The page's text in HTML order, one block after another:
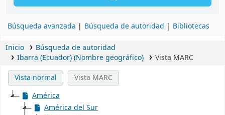
Búsqueda avanzada Búsqueda de autoridad Bibliotecas
Inicio
Búsqueda de autoridad
Ibarra (Ecuador) (Nombre geográfico)
Vista MARC
Vista normal
Vista MARC
América
América del Sur